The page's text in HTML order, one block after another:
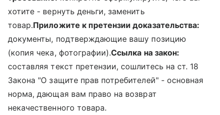
хотите - вернуть деньги, заменить
товар.Приложите к претензии доказательства:
документы, подтверждающие вашу позицию
(копия чека, фотографии).Ссылка на закон:
составляя текст претензии, сошлитесь на ст. 18
Закона "О защите прав потребителей" - основная
норма, дающая вам право на возврат
некачественного товара.